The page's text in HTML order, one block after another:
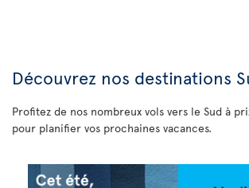
Découvrez nos destinations
Profitez de nos nombreux vols vers le Sud à
pour planifier vos prochaines vacances.